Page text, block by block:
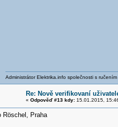
Administrátor Elektrika.info společnosti s
Re: Nově verifikovaní
« Odpověď #13 kdy:15.01.2015,
Röschel, Praha